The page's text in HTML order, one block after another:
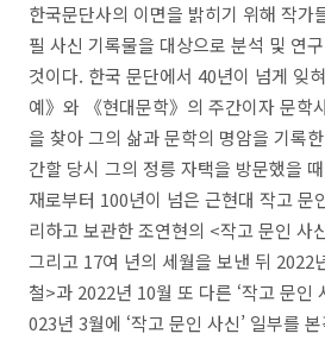
한국문단사의 이면을 밝히기 위해 작가
필 사신 기록물을 대상으로 분석 및 연
것이다. 한국 문단에서 40년이 넘게 잊
예》 와 《현대문학》 의 주간이자 문학
을 찾아 그의 삶과 문학의 명암을 기록한
간할 당시 그의 정릉 자택을 방문했을
재로부터 100년이 넘은 근현대 작고 문
리하고 보관한 조연현의 <작고 문인 사
그리고 17여 년의 세월을 보낸 뒤 2022
철>과 2022년 10월 또 다른 ‘작고 문인
023년 3월에 ‘작고 문인 사신’ 일부를